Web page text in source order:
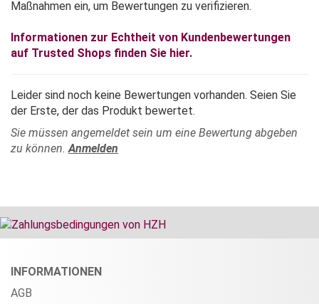
Maßnahmen ein, um Bewertungen zu verifizieren.
Informationen zur Echtheit von Kundenbewertungen
auf Trusted Shops finden Sie hier.
Leider sind noch keine Bewertungen vorhanden. Seien Sie
der Erste, der das Produkt bewertet.
Sie müssen angemeldet sein um eine Bewertung abgeben
zu können. Anmelden
INFORMATIONEN
AGB